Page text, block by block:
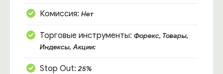
Комиссия: Нет
Торговые инструменты: Форекс, Товары,
Индексы, Акции;
Stop Out:25%